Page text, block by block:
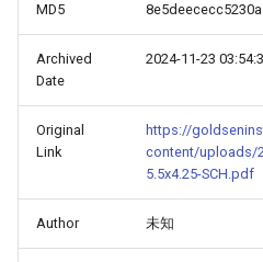
MD5
Archived
Date
2024-11-23
Original
Link
https://
content/uploads/
5.5x4.25-SCH.pdf
Author 未知